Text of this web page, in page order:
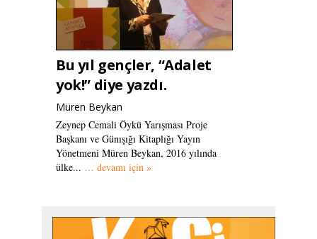
Bu yıl gençler, “Adalet
yok!” diye yazdı.
Müren Beykan
Zeynep Cemali Öykü Yarışması Proje
Başkanı ve Günışığı Kitaplığı Yayın
Yönetmeni Müren Beykan, 2016 yılında
ülke... … devamı için »